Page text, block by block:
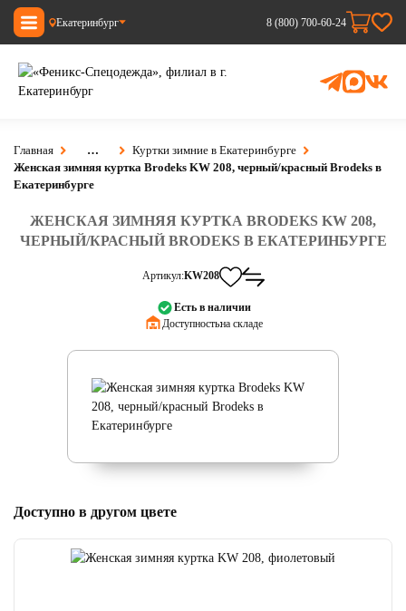
Екатеринбург 8 (800) 700-60-24
Главная …
Куртки зимние в Екатеринбурге
Женская зимняя куртка Brodeks KW 208, черный/красный Brodeks в
Екатеринбурге
ЖЕНСКАЯ ЗИМНЯЯ КУРТКА BRODEKS KW 208,
ЧЕРНЫЙ/КРАСНЫЙ BRODEKS В ЕКАТЕРИНБУРГЕ
Артикул:KW208
Есть в наличии
Доступность:на складе
Доступно в другом цвете